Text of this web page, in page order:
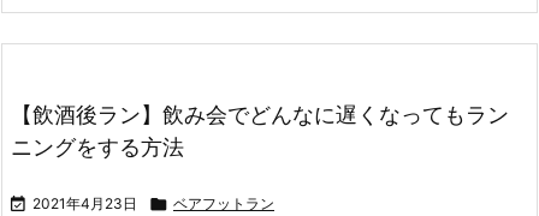
【飲酒後ラン】飲み会でどんなに遅くなってもラン
ニングをする方法
 2021年4月23日  ベアフットラン